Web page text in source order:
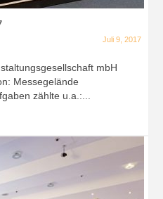
Juli 9, 2017
mbH
Messegelände
zählte u.a.:...